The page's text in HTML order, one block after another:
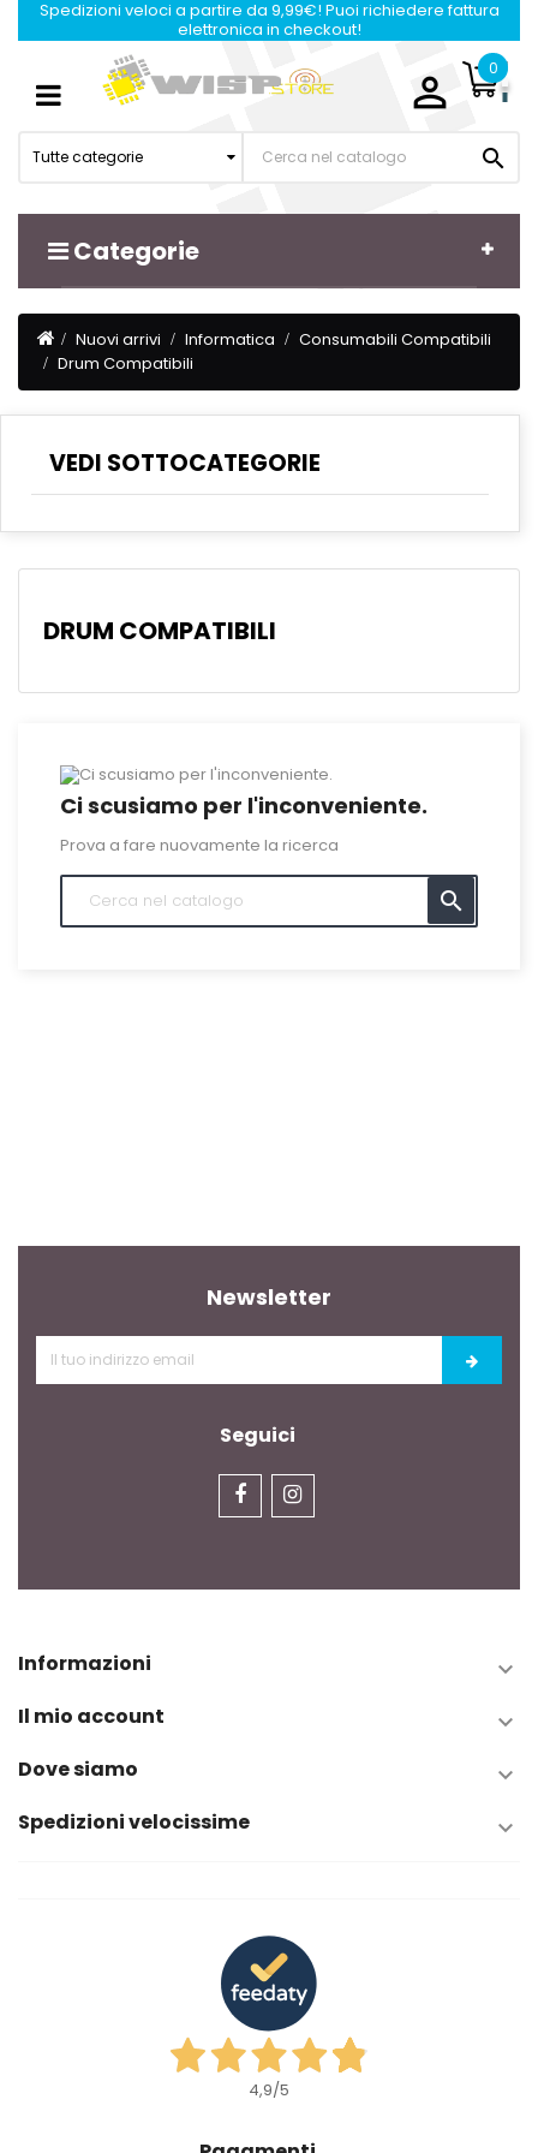
Spedizioni veloci a partire da 9,99€! Puoi richiedere fattura
elettronica in checkout!

0
Tutte categorie 
Categorie
Toggle
Nuovi arrivi Informatica
Consumabili Compatibili
Drum Compatibili
VEDI SOTTOCATEGORIE
DRUM COMPATIBILI
Ci scusiamo per l'inconveniente.
Prova a fare nuovamente la ricerca

Newsletter
Seguici
Informazioni 
Il mio account 
Dove siamo 
Spedizioni velocissime 
4,9/5